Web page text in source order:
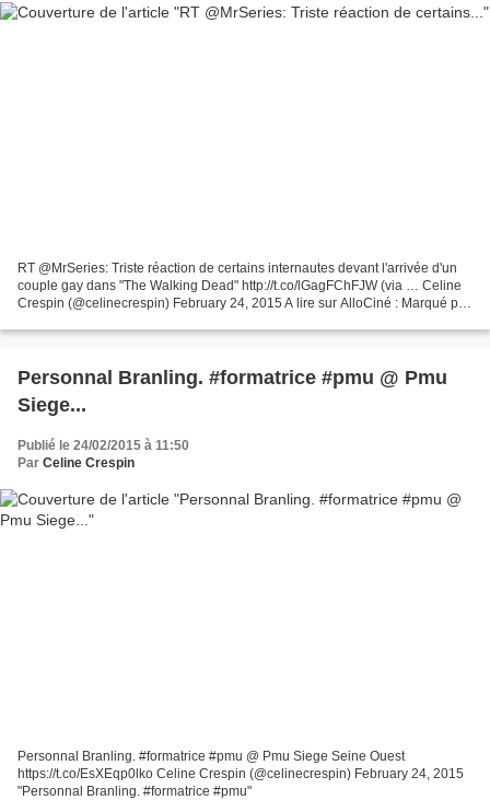
RT @MrSeries: Triste réaction de certains internautes devant l'arrivée d'un
couple gay dans "The Walking Dead" http://t.co/lGagFChFJW (via … Celine
Crespin (@celinecrespin) February 24, 2015 A lire sur AlloCiné : Marqué par
Personnal Branling. #formatrice #pmu @ Pmu
Siege...
Publié le 24/02/2015 à 11:50
Par Celine Crespin
Personnal Branling. #formatrice #pmu @ Pmu Siege Seine Ouest
https://t.co/EsXEqp0lko Celine Crespin (@celinecrespin) February 24, 2015
"Personnal Branling. #formatrice #pmu"